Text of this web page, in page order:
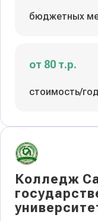
бюджетных
от 80 т.р.
стоимость/год
Колледж